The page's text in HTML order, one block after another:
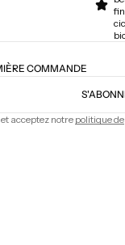
COMMANDE
acceptez notre politique de